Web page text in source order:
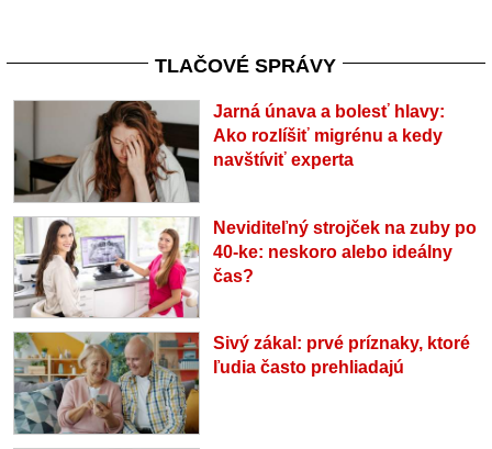
TLAČOVÉ SPRÁVY
Jarná únava a bolesť hlavy:
Ako rozlíšiť migrénu a kedy
navštíviť experta
Neviditeľný strojček na zuby po
40-ke: neskoro alebo ideálny
čas?
Sivý zákal: prvé príznaky, ktoré
ľudia často prehliadajú